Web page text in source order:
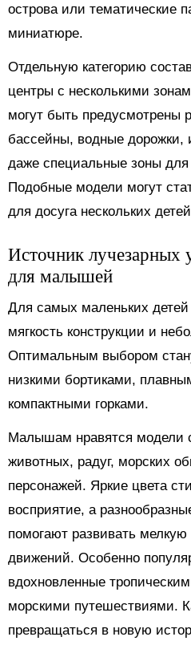
острова или тематические
миниатюре.
Отдельную категорию
центры с несколькими
могут быть предусмотрены
бассейны, водные дорожки,
даже специальные зоны для
Подобные модели могут
для досуга нескольких
Источник лучезарных
для малышей
Для самых маленьких
мягкость конструкции и
Оптимальным выбором
низкими бортиками,
компактными горками.
Малышам нравятся модели
животных, радуг, морских
персонажей. Яркие цвета
восприятие, а
помогают развивать
движений. Особенно
вдохновленные
морскими путешествиями.
превращаться в новую